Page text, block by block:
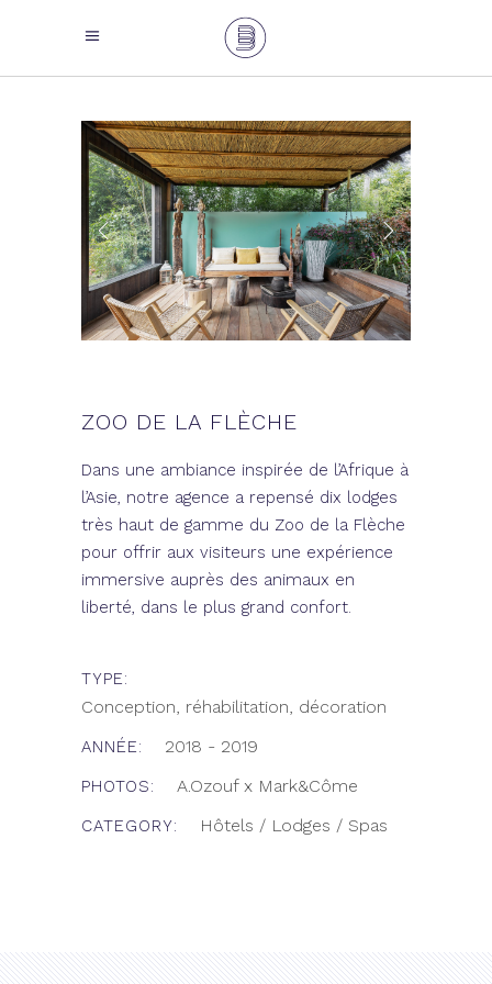
ZOO DE LA FLÈCHE
Dans une ambiance inspirée de l’Afrique à
l’Asie, notre agence a repensé dix lodges
très haut de gamme du Zoo de la Flèche
pour offrir aux visiteurs une expérience
immersive auprès des animaux en
liberté, dans le plus grand confort.
TYPE:
Conception, réhabilitation, décoration
ANNÉE: 2018 - 2019
PHOTOS: A.Ozouf x Mark&Côme
CATEGORY: Hôtels / Lodges / Spas